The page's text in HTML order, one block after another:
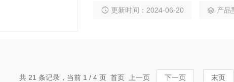
度90%以下、震动0.1G。
更新时间：2024-06-20 产品
共 21 条记录，当前 1 / 4 页 首页 上一页 下一页 末页